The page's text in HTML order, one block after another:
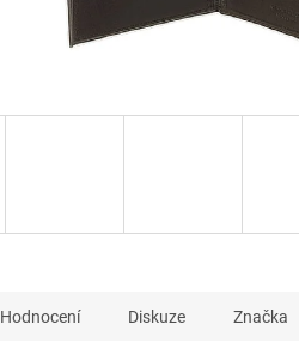
Hodnocení Diskuze Značka